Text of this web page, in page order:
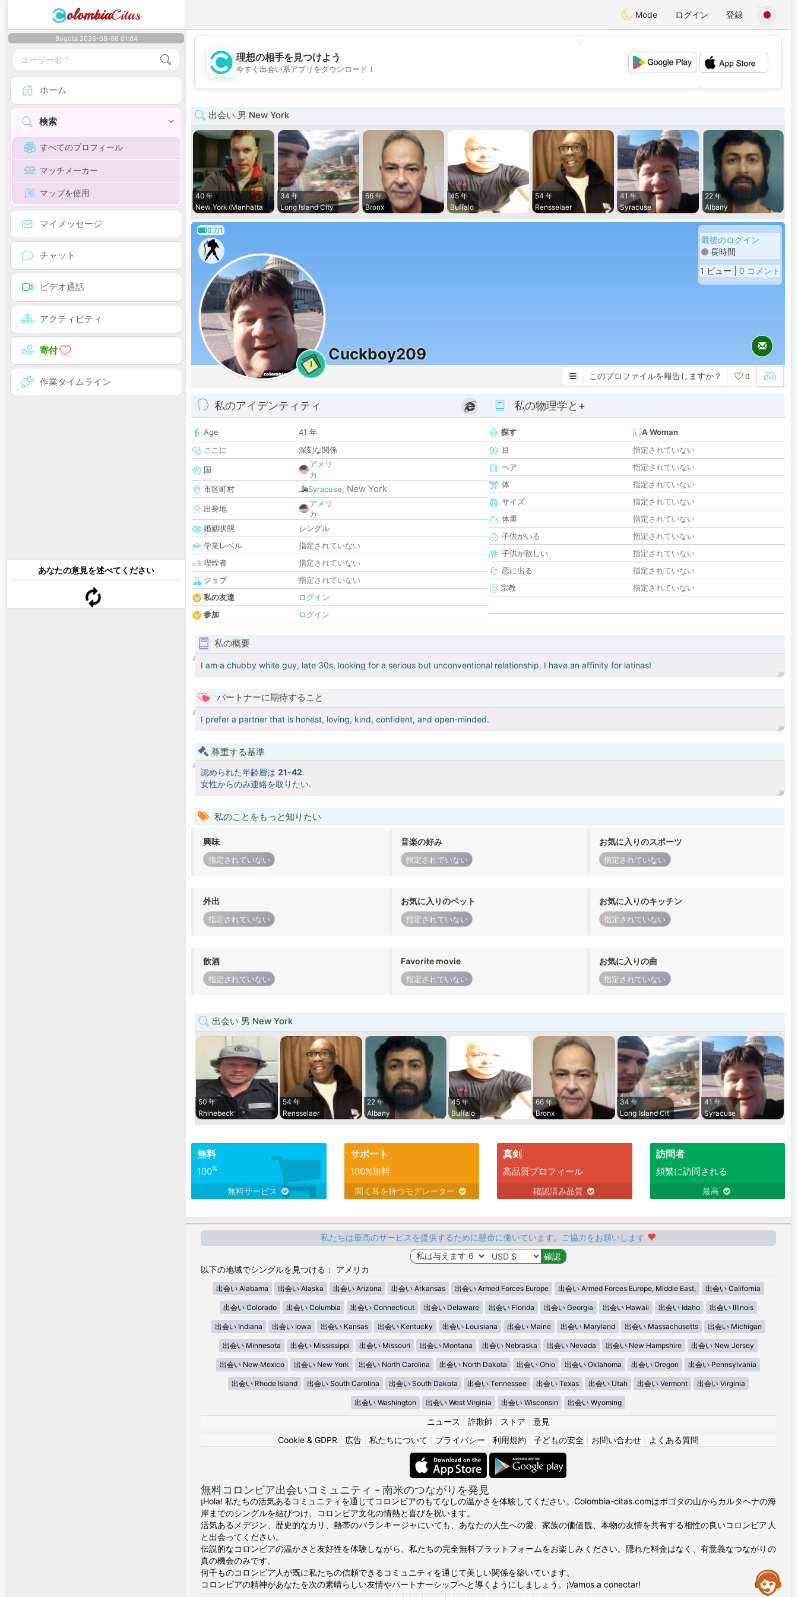
olombiaCitas Mode ログイン 登録
Bogota 2026-08-06 01:04
ホーム
検索
すべてのプロフィール
マッチメーカー
マップを使用
マイメッセージ
チャット
ビデオ通話
アクティビティ
寄付
作業タイムライン
あなたの意見を述べてください
💖
💕
理想の相手を見つけよう
今すぐ出会い系アプリをダウンロード！
出会い 男 New York
40 年
New York (Manhatta
34 年
Long Island City
66 年
Bronx
45 年
Buffalo
54 年
Rensselaer
41 年
Syracuse
22 年
Albany
0.7/1
1
Cuckboy209
最後のログイン
長時間
1 ビュー | 0 コメント
このプロファイルを報告しますか？ 0
私のアイデンティティ
Age
41 年
ここに
深刻な関係
国
アメリ
カ
市区町村
Syracuse, New York
出身地
アメリ
カ
婚姻状態
シングル
学業レベル
指定されていない
喫煙者
指定されていない
ジョブ
指定されていない
私の友達
ログイン
参加
ログイン
私の物理学と+
探す
A Woman
目
指定されていない
ヘア
指定されていない
体
指定されていない
サイズ
指定されていない
体重
指定されていない
子供がいる
指定されていない
子供が欲しい
指定されていない
恋に出る
指定されていない
宗教
指定されていない
私の概要
I am a chubby white guy, late 30s, looking for a serious but unconventional relationship. I have an affinity for latinas!
パートナーに期待すること
I prefer a partner that is honest, loving, kind, confident, and open-minded.
尊重する基準
認められた年齢層は 21-42.
女性からのみ連絡を取りたい.
私のことをもっと知りたい
興味
指定されていない
音楽の好み
指定されていない
お気に入りのスポーツ
指定されていない
外出
指定されていない
お気に入りのペット
指定されていない
お気に入りのキッチン
指定されていない
飲酒
指定されていない
Favorite movie
指定されていない
お気に入りの曲
指定されていない
出会い 男 New York
50 年
Rhinebeck
54 年
Rensselaer
22 年
Albany
45 年
Buffalo
66 年
Bronx
34 年
Long Island Cit
41 年
Syracuse
無料
100%
無料サービス
サポート
100%無料
聞く耳を持つモデレーター
真剣
高品質プロフィール
確認済み品質
訪問者
頻繁に訪問される
最高
私たちは最高のサービスを提供するために懸命に働いています。ご協力をお願いします
以下の地域でシングルを見つける： アメリカ
出会い Alabama 出会い Alaska 出会い Arizona 出会い Arkansas 出会い Armed Forces Europe 出会い Armed Forces Europe, Middle East, 出会い California
出会い Colorado 出会い Columbia 出会い Connecticut 出会い Delaware 出会い Florida 出会い Georgia 出会い Hawaii 出会い Idaho 出会い Illinois
出会い Indiana 出会い Iowa 出会い Kansas 出会い Kentucky 出会い Louisiana 出会い Maine 出会い Maryland 出会い Massachusetts 出会い Michigan
出会い Minnesota 出会い Mississippi 出会い Missouri 出会い Montana 出会い Nebraska 出会い Nevada 出会い New Hampshire 出会い New Jersey
出会い New Mexico 出会い New York 出会い North Carolina 出会い North Dakota 出会い Ohio 出会い Oklahoma 出会い Oregon 出会い Pennsylvania
出会い Rhode Island 出会い South Carolina 出会い South Dakota 出会い Tennessee 出会い Texas 出会い Utah 出会い Vermont 出会い Virginia
出会い Washington 出会い West Virginia 出会い Wisconsin 出会い Wyoming
ニュース 詐欺師 ストア
意見
Cookie & GDPR
広告| 私たちについて プライバシー 利用規約 子どもの安全| お問い合わせ| よくある質問
無料コロンビア出会いコミュニティ - 南米のつながりを発見
¡Hola! 私たちの活気あるコミュニティを通じてコロンビアのもてなしの温かさを体験してください。Colombia-citas.comはボゴタの山からカルタヘナの海
岸までのシングルを結びつけ、コロンビア文化の情熱と喜びを祝います。
活気あるメデジン、歴史的なカリ、熱帯のバランキージャにいても、あなたの人生への愛、家族の価値観、本物の友情を共有する相性の良いコロンビア人
と出会ってください。
伝説的なコロンビアの温かさと友好性を体験しながら、私たちの完全無料プラットフォームをお楽しみください。隠れた料金はなく、有意義なつながりの
真の機会のみです。
何千ものコロンビア人が既に私たちの信頼できるコミュニティを通じて美しい関係を築いています。
コロンビアの精神があなたを次の素晴らしい友情やパートナーシップへと導くようにしましょう。¡Vamos a conectar!